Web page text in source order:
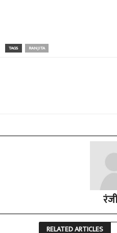
TAGS RANJITA
RELATED ARTICLES